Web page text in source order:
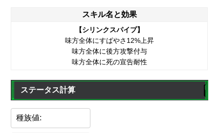
スキル名と効果
【シリンクスパイプ】
味方全体にすばやさ12%上昇
味方全体に後方攻撃付与
味方全体に死の宣告耐性
ステータス計算
種族値: